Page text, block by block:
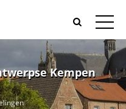
Kempen